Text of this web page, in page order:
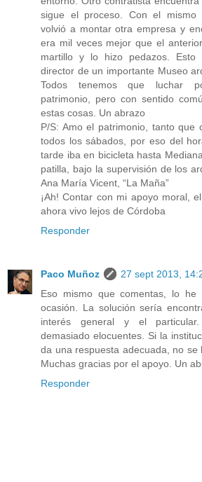
sigue el proceso. Con el mismo
volvió a montar otra empresa y
era mil veces mejor que el
martillo y lo hizo pedazos.
director de un importante Museo
Todos tenemos que luchar
patrimonio, pero con sentido
estas cosas. Un abrazo
P/S: Amo el patrimonio, tanto que
todos los sábados, por eso del
tarde iba en bicicleta hasta
patilla, bajo la supervisión de los
Ana María Vicent, “La Maña”
¡Ah! Contar con mi apoyo moral,
ahora vivo lejos de Córdoba
Responder
Paco Muñoz
27 sept 2013,
Eso mismo que comentas, lo he
ocasión. La solución sería
interés general y el
demasiado elocuentes. Si la
da una respuesta adecuada, no se
Muchas gracias por el apoyo. Un
Responder